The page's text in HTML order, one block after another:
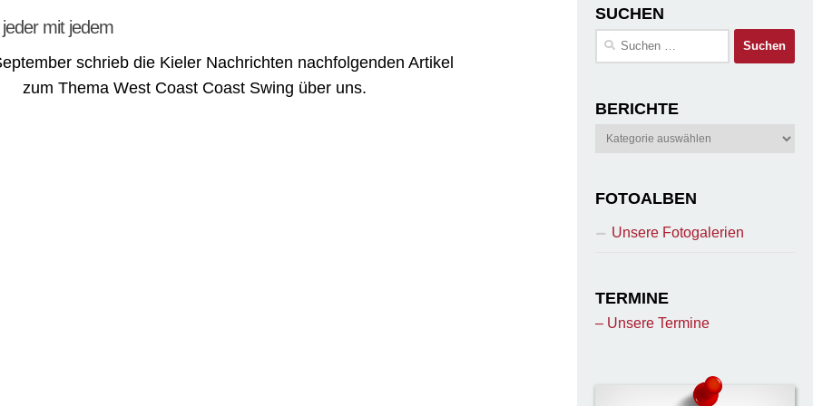
mit jedem
schrieb die Kieler Nachrichten nachfolgenden Artikel
zum Thema West Coast Coast Swing über uns.
SUCHEN
Suchen
BERICHTE
Berichte
FOTOALBEN
Unsere Fotogalerien
TERMINE
– Unsere Termine